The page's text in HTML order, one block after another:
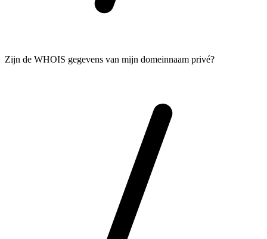
Zijn de WHOIS gegevens van mijn domeinnaam privé?